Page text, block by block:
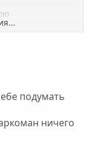
подумать
ничего